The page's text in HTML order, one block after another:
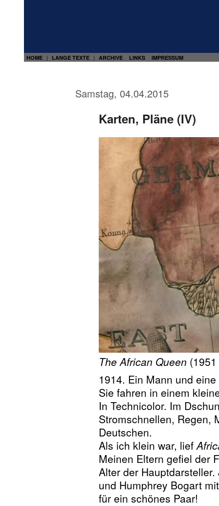
HOME | LANGE TEXTE | ARCHIVE LINKS IMPRESSUM
Samstag, 04.04.2015
Karten, Pläne (IV)
The African Queen
1914. Ein Mann und
Sie fahren in einem
In Technicolor. Im
Stromschnellen, Regen,
Deutschen.
Als ich klein war, lief
Meinen Eltern gefiel der
Alter der
und Humphrey Bogart
für ein schönes Paar!